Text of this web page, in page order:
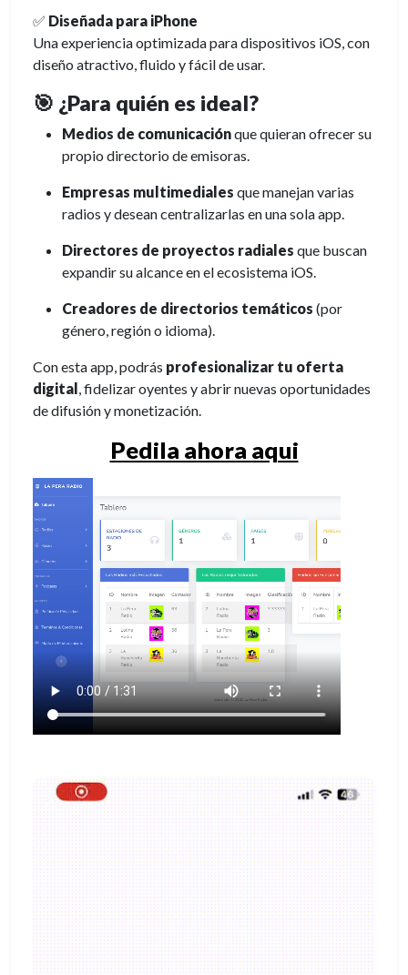
✅ Diseñada para iPhone
Una experiencia optimizada para dispositivos iOS, con
diseño atractivo, fluido y fácil de usar.
🎯 ¿Para quién es ideal?
Medios de comunicaciónque quieran ofrecer su
propio directorio de emisoras.
Empresas multimediales que manejan varias
radios y desean centralizarlas en una sola app.
Directores de proyectos radiales que buscan
expandir su alcance en el ecosistema iOS.
Creadores de directorios temáticos (por
género, región o idioma).
Con esta app, podrás profesionalizar tu oferta
digital, fidelizar oyentes y abrir nuevas oportunidades
de difusión y monetización.
Pedila ahora aqui